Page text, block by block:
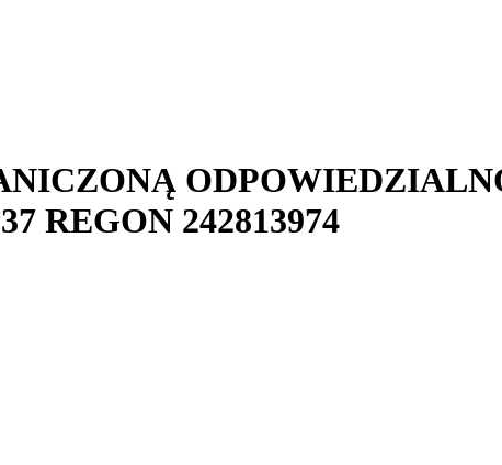
REGON 242813974